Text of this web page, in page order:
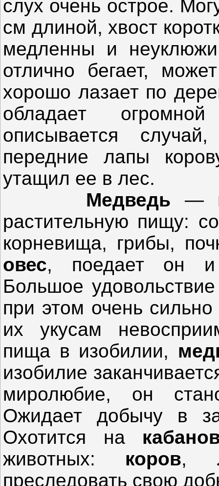
слух очень острое.
см длиной, хвост
медленны и
отлично бегает,
хорошо лазает по
обладает
описывается
передние лапы
утащил ее в лес.
Медведь —
растительную пищу:
корневища, грибы,
овес, поедает он и
Большое
при этом очень
их укусам
пища в изобилии,
изобилие
миролюбие, он
Ожидает добычу в
Охотится на
животных: коров,
преследовать свою